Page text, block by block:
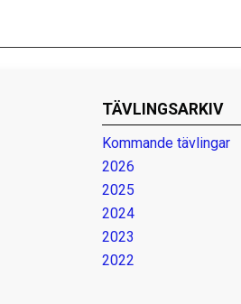
TÄVLINGSARKIV
Kommande tävlingar
2026
2025
2024
2023
2022